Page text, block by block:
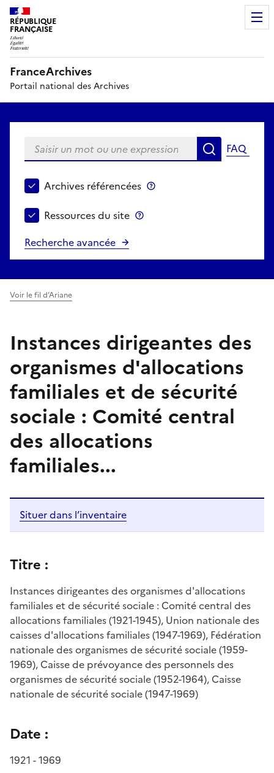
RÉPUBLIQUE
FRANÇAISE
FranceArchives
Portail national des Archives
Saisir un mot ou une expression Rechercher
FAQ
Choisir le périmètre de recherche
Archives référencées
Ressources du site
Recherche avancée
Voir le fil d’Ariane
Instances dirigeantes des
organismes d'allocations
familiales et de sécurité
sociale : Comité central
des allocations
familiales...
Situer dans l’inventaire
Titre :
Instances dirigeantes des organismes d'allocations
familiales et de sécurité sociale : Comité central des
allocations familiales (1921-1945), Union nationale des
caisses d'allocations familiales (1947-1969), Fédération
nationale des organismes de sécurité sociale (1959-
1969), Caisse de prévoyance des personnels des
organismes de sécurité sociale (1952-1964), Caisse
nationale de sécurité sociale (1947-1969)
Date :
1921 - 1969